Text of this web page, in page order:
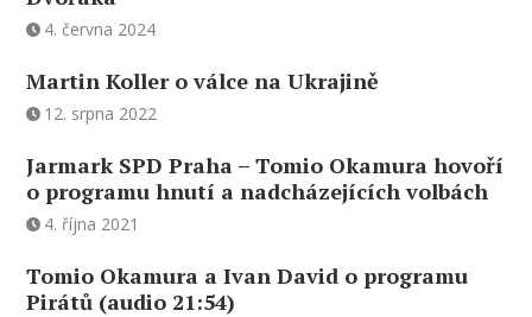
4. června 2024
Martin Koller o válce na Ukrajině
12. srpna 2022
Jarmark SPD Praha – Tomio Okamura hovoří
o programu hnutí a nadcházejících volbách
4. října 2021
Tomio Okamura a Ivan David o programu
Pirátů (audio 21:54)